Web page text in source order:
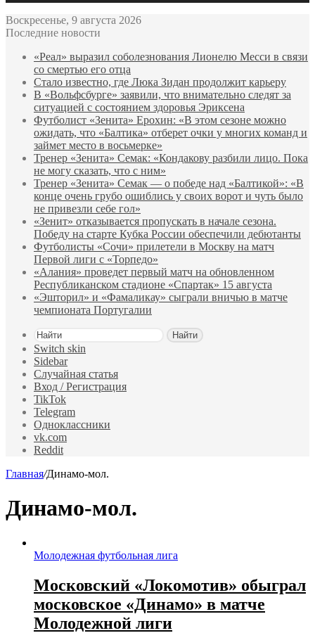
Воскресенье, 9 августа 2026
Последние новости
«Реал» выразил соболезнования Лионелю Месси в связи
со смертью его отца
Стало известно, где Люка Зидан продолжит карьеру
В «Вольфсбурге» заявили, что внимательно следят за
ситуацией с состоянием здоровья Эриксена
Футболист «Зенита» Ерохин: «В этом сезоне можно
ожидать, что «Балтика» отберет очки у многих команд и
займет место в восьмерке»
Тренер «Зенита» Семак: «Кондакову разбили лицо. Пока
не могу сказать, что с ним»
Тренер «Зенита» Семак — о победе над «Балтикой»: «В
конце очень грубо ошиблись у своих ворот и чуть было
не привезли себе гол»
«Зенит» отказывается пропускать в начале сезона.
Победу на старте Кубка России обеспечили дебютанты
Футболисты «Сочи» прилетели в Москву на матч
Первой лиги с «Торпедо»
«Алания» проведет первый матч на обновленном
Республиканском стадионе «Спартак» 15 августа
«Эшторил» и «Фамаликау» сыграли вничью в матче
чемпионата Португалии
Найти
Switch skin
Sidebar
Случайная статья
Вход / Регистрация
TikTok
Telegram
Одноклассники
vk.com
Reddit
Главная/Динамо-мол.
Динамо-мол.
Молодежная футбольная лига
Московский «Локомотив» обыграл
московское «Динамо» в матче
Молодежной лиги